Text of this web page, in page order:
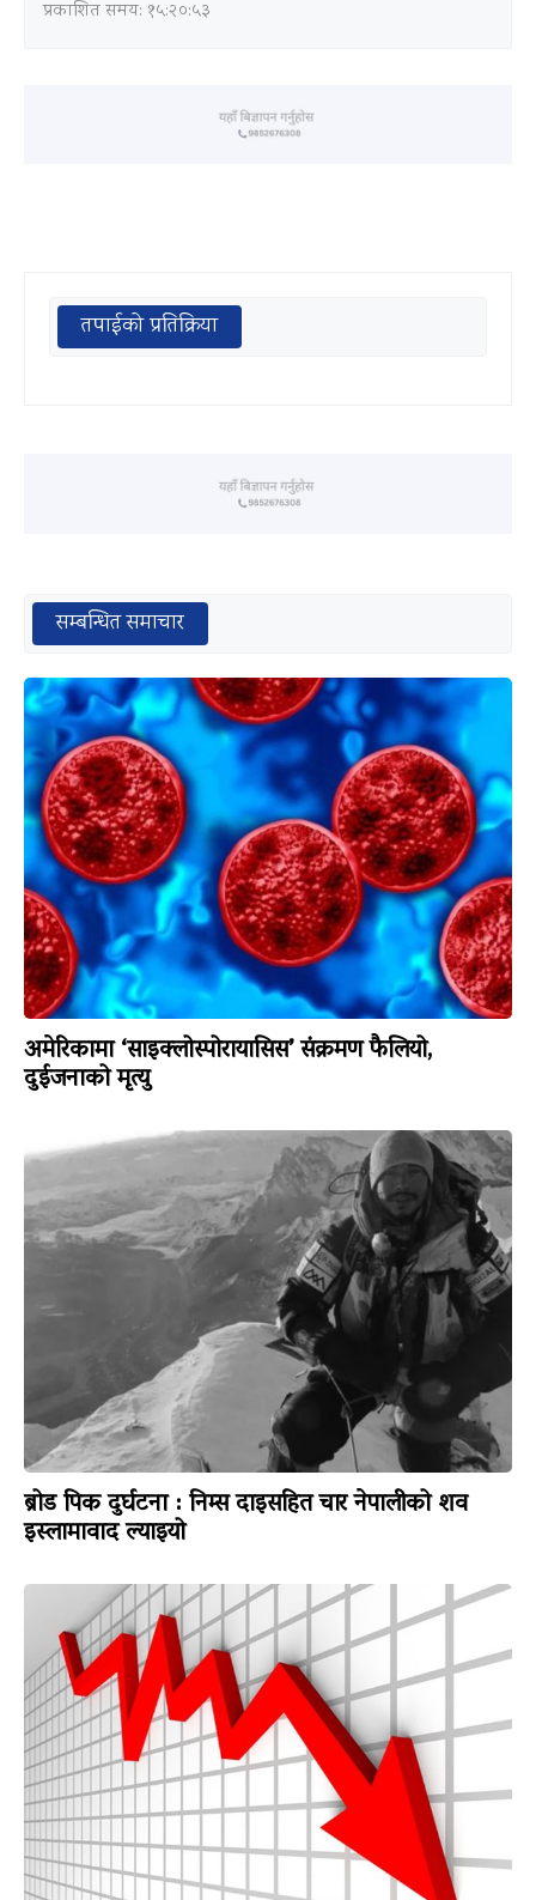
प्रकाशित समय: १५:२०:५३
तपाईको प्रतिक्रिया
सम्बन्धित समाचार
अमेरिकामा ‘साइक्लोस्पोरायासिस’ संक्रमण फैलियो,
दुईजनाको मृत्यु
ब्रोड पिक दुर्घटना : निम्स दाइसहित चार नेपालीको शव
इस्लामावाद ल्याइयो